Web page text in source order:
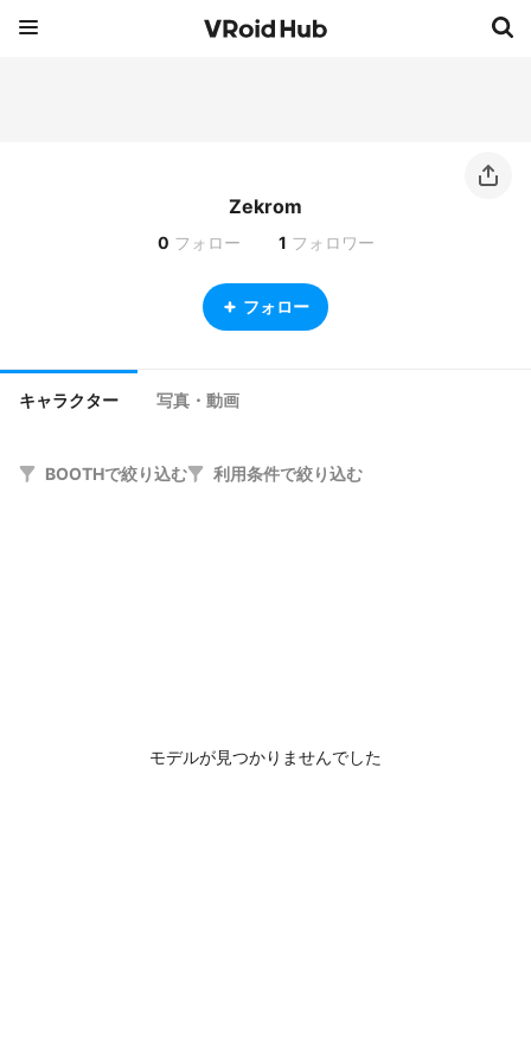
Zekrom
0 フォロー 1 フォロワー
フォロー
キャラクター 写真・動画
BOOTHで絞り込む 利用条件で絞り込む
モデルが見つかりませんでした